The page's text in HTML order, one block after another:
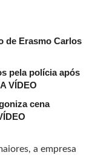
de Erasmo Carlos
pela polícia após
VÍDEO
cena
a empresa